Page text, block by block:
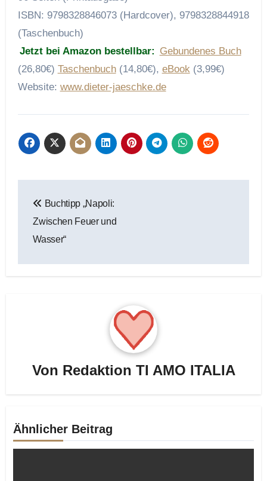
ISBN: 9798328846073 (Hardcover), 9798328844918
(Taschenbuch)
Jetzt bei Amazon bestellbar: Gebundenes Buch
(26,80€) Taschenbuch(14,80€), eBook(3,99€)
Website: www.dieter-jaeschke.de
Buchtipp „Napoli:
Zwischen Feuer und
Wasser“
Von Redaktion TI AMO ITALIA
Ähnlicher Beitrag